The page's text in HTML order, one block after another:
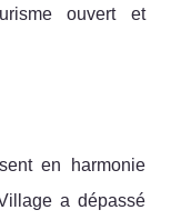
ouvert et
en harmonie
a dépassé